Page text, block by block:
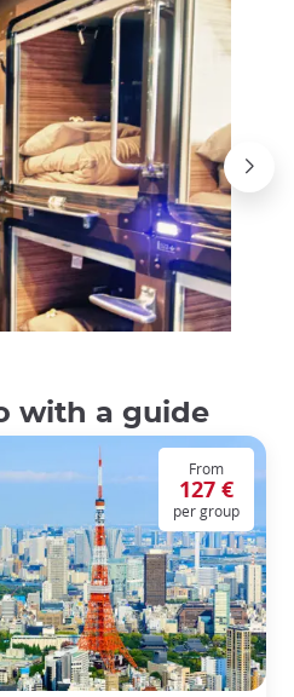
with a guide
From
127 €
per group